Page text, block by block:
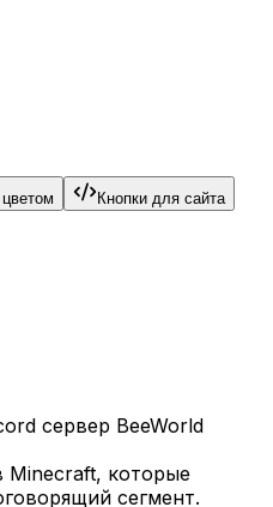
Кнопки для сайта
сервер BeeWorld
которые
сегмент.